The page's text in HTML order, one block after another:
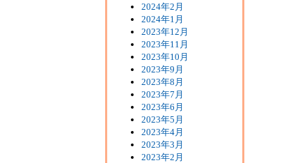
2024年2月
2024年1月
2023年12月
2023年11月
2023年10月
2023年9月
2023年8月
2023年7月
2023年6月
2023年5月
2023年4月
2023年3月
2023年2月